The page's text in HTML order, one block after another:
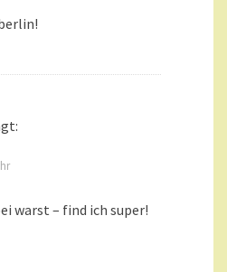
warst – find ich super!